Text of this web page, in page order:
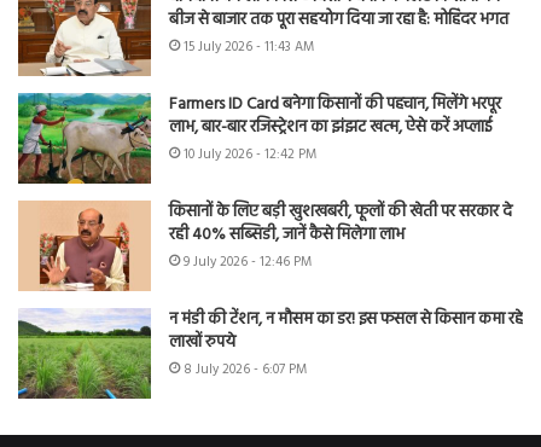
बीज से बाजार तक पूरा सहयोग दिया जा रहा है: मोहिंदर भगत
15 July 2026 - 11:43 AM
Farmers ID Card बनेगा किसानों की पहचान, मिलेंगे भरपूर
लाभ, बार-बार रजिस्ट्रेशन का झंझट खत्म, ऐसे करें अप्लाई
10 July 2026 - 12:42 PM
किसानों के लिए बड़ी खुशखबरी, फूलों की खेती पर सरकार दे
रही 40% सब्सिडी, जानें कैसे मिलेगा लाभ
9 July 2026 - 12:46 PM
न मंडी की टेंशन, न मौसम का डर! इस फसल से किसान कमा रहे
लाखों रुपये
8 July 2026 - 6:07 PM